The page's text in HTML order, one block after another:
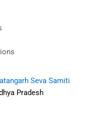
Seva Samiti
Pradesh